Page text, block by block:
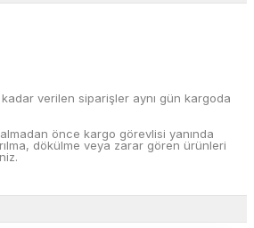
verilen siparişler aynı gün kargoda
önce kargo görevlisi yanında
dökülme veya zarar gören ürünleri